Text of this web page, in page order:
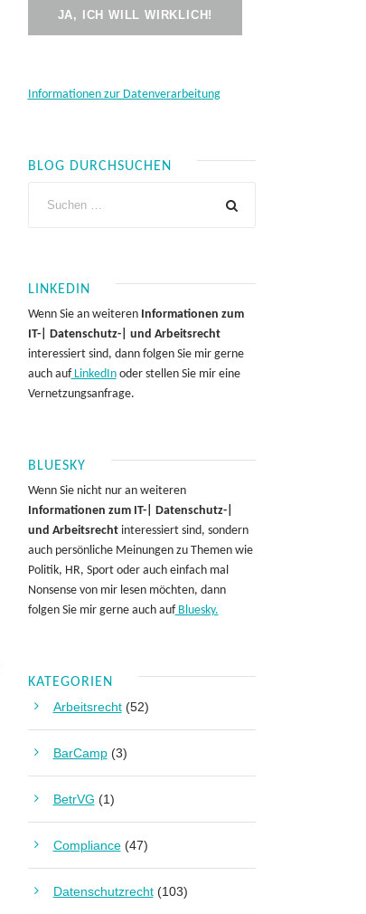
Informationen zur Datenverarbeitung
BLOG DURCHSUCHEN
LINKEDIN
Wenn Sie an weiteren Informationen zum
IT-| Datenschutz-| und Arbeitsrecht
interessiert sind, dann folgen Sie mir gerne
auch aufLinkedInoder stellen Sie mir eine
Vernetzungsanfrage.
BLUESKY
Wenn Sie nicht nur an weiteren
Informationen zum IT-| Datenschutz-|
und Arbeitsrechtinteressiert sind, sondern
auch persönliche Meinungen zu Themen wie
Politik, HR, Sport oder auch einfach mal
Nonsense von mir lesen möchten, dann
folgen Sie mir gerne auch aufBluesky.
KATEGORIEN
Arbeitsrecht(52)
BarCamp(3)
BetrVG (1)
Compliance(47)
Datenschutzrecht(103)